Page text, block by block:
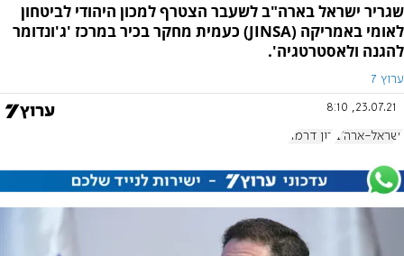
שגריר ישראל בארה"ב לשעבר הצטרף למכון היהודי לביטחון
לאומי באמריקה (JINSA) כעמית מחקר בכיר במרכז 'ג'ונדומר
להגנה ולאסטרטגיה'.
ערוץ 7
23.07.21, 8:10
ישראל-ארה"ב רון דרמר